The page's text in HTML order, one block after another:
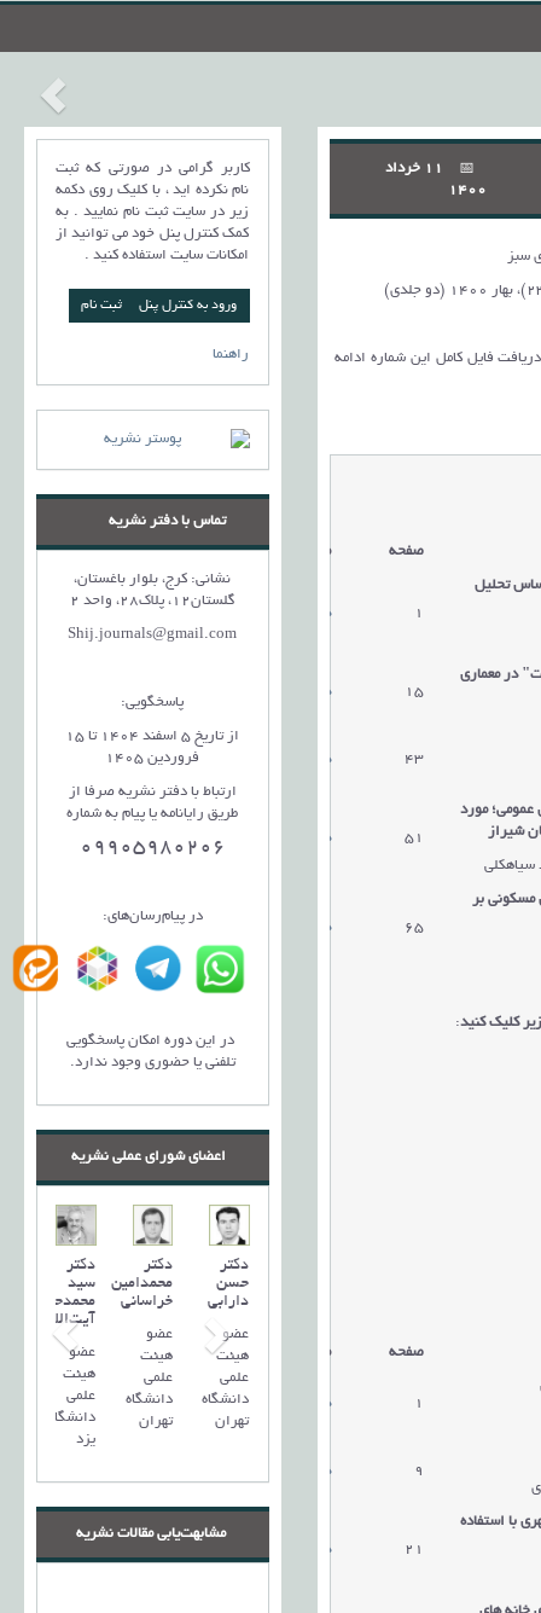
11 خرداد
1400
سبز
فایل کامل این شماره ادامه
صفحه مقالات
تحلیل
1
دریافت مقاله
در معماری
15
دریافت مقاله
43 دریافت مقاله
عمومی؛ مورد
شیراز
51
دریافت مقاله
سیاهکلی
مسکونی بر
65
دریافت مقاله
کلیک کنید:
صفحه مقالات
1
دریافت مقاله
9
دریافت مقاله
با استفاده
21
دریافت مقاله
کاربر گرامی در صورتی که ثبت
نام نکرده اید ، با کلیک روی دکمه
زیر در سایت ثبت نام نمایید . به
کمک کنترل پنل خود می توانید از
امکانات سایت استفاده کنید .
ورود به کنترل پنل
راهنما
تماس با دفتر نشریه
نشانی: کرج، بلوار باغستان،
گلستان12، پلاک28، واحد 2
Shij.journals@gmail.com
پاسخگویی:
از تاریخ 5 اسفند 1404 تا 15
فروردین 1405
ارتباط با دفتر نشریه صرفا از
طریق رایانامه یا پیام به شماره
09905980206
در پیام‌رسان‌های:
در این دوره امکان پاسخگویی
تلفنی یا حضوری وجود ندارد.
اعضای شورای عملی نشریه
دکتر
سید
محمد‌حسین
آیت‌اللهی
عضو
هیئت
علمی
دانشگاه
یزد
دکتر
محمدامین
خراسانی
عضو
هیئت
علمی
دانشگاه
تهران
دکتر
حسن
دارابی
عضو
هیئت
علمی
دانشگاه
تهران
مشابهت‌یابی مقالات نشریه